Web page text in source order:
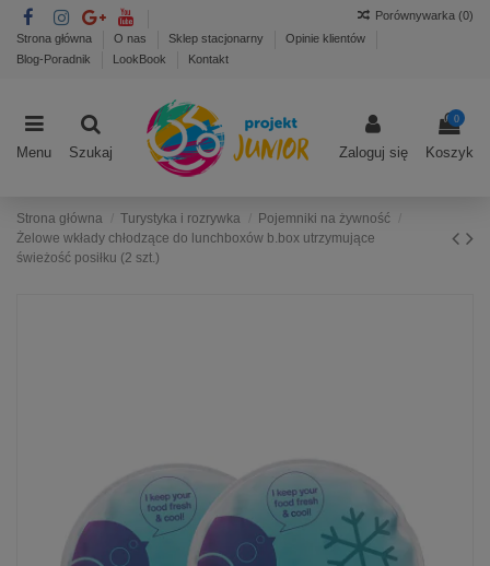
Strona główna O nas Sklep stacjonarny
Opinie klientów
Blog-Poradnik
LookBook Kontakt
Porównywarka (0)
Menu Szukaj Zaloguj się
0
Koszyk
Strona główna Turystyka i rozrywka
Pojemniki na żywność
Żelowe wkłady chłodzące do lunchboxów b.box utrzymujące
świeżość posiłku (2 szt.)